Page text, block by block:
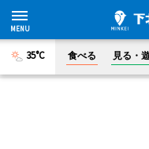
35°C 食べる 見る・